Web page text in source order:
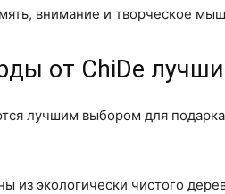
внимание и творческое
от ChiDe
лучшим выбором для
из экологически чистого